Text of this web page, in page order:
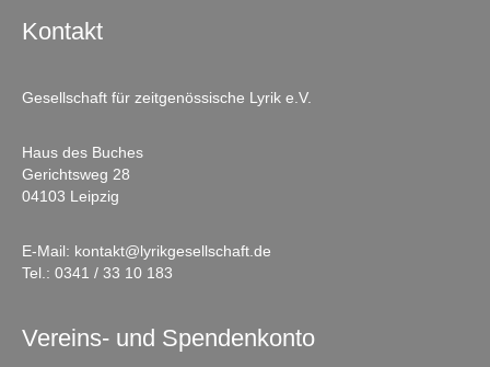
Kontakt
Gesellschaft für zeitgenössische Lyrik e.V.
Haus des Buches
Gerichtsweg 28
04103 Leipzig
E-Mail: kontakt@lyrikgesellschaft.de
Tel.: 0341 / 33 10 183
Vereins- und Spendenkonto